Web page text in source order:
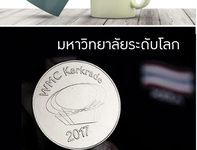
มหาวิทยา
พร้อมที่จ
และผลักดันในการใช้ระบบส
เพื่อการทำงานแ
มหาวิทยาลัยระดับโลก